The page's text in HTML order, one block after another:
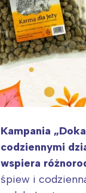
Kampania
codziennymi
wspiera
śpiew i